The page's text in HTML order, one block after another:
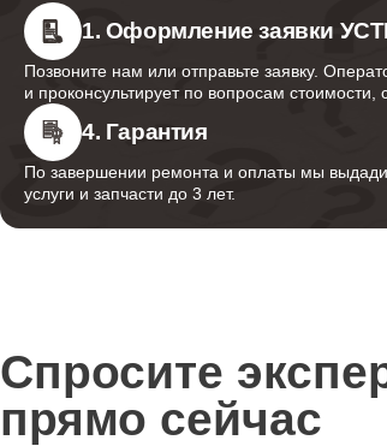
Ремонт резервуара
Ремонт аварийного клапана
Ремонт кнопок
Ремонт пароклапана
1. Оформление заявки
Позвоните нам или отправьте заявку.
и проконсультирует по вопросам стоимости,
4. Гарантия
По завершении ремонта и оплаты мы
услуги и запчасти до 3 лет.
Спросите
прямо сейчас